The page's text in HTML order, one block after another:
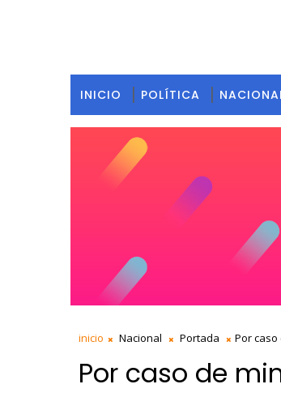
INICIO POLÍTICA
inicio Nacional Portada Por
Por caso de